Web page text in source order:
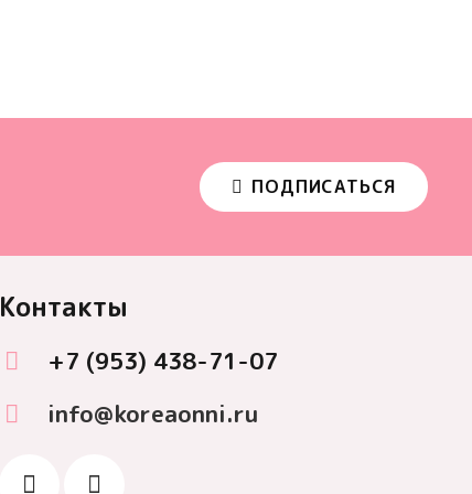
ПОДПИСАТЬСЯ
Контакты
+7 (953) 438-71-07
info@koreaonni.ru